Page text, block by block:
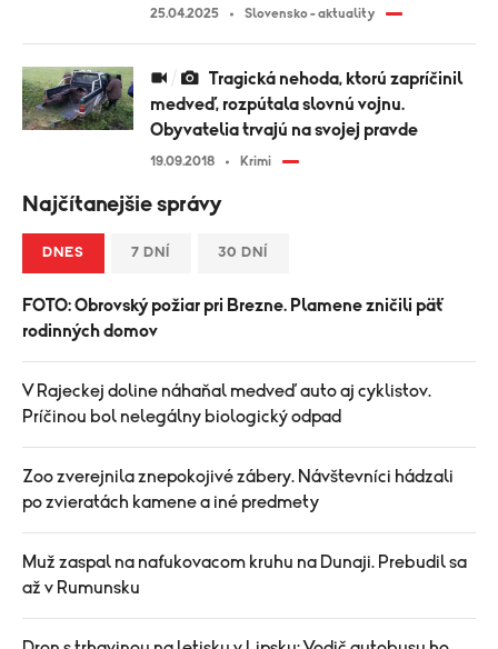
25.04.2025 Slovensko - aktuality
medveď, rozpútala slovnú vojnu.
Obyvatelia trvajú na svojej pravde
19.09.2018 Krimi
Najčítanejšie správy
DNES 7 DNÍ 30 DNÍ
FOTO: Obrovský požiar pri Brezne. Plamene zničili päť
rodinných domov
V Rajeckej doline náhaňal medveď auto aj cyklistov.
Príčinou bol nelegálny biologický odpad
Zoo zverejnila znepokojivé zábery. Návštevníci hádzali
po zvieratách kamene a iné predmety
Muž zaspal na nafukovacom kruhu na Dunaji. Prebudil sa
až v Rumunsku